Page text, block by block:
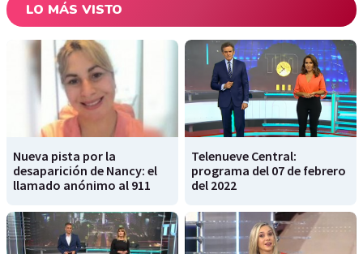
LO MÁS VISTO
Nueva pista por la
desaparición de Nancy: el
llamado anónimo al 911
Telenueve Central:
programa del 07 de febrero
del 2022